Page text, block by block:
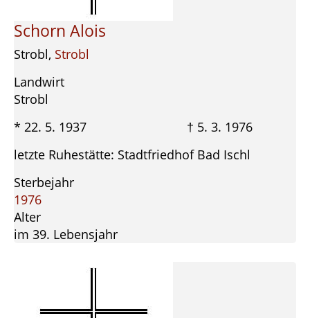
Schorn Alois
Strobl, Strobl
Landwirt
Strobl
* 22. 5. 1937 † 5. 3. 1976
letzte Ruhestätte: Stadtfriedhof Bad Ischl
Sterbejahr
1976
Alter
im 39. Lebensjahr